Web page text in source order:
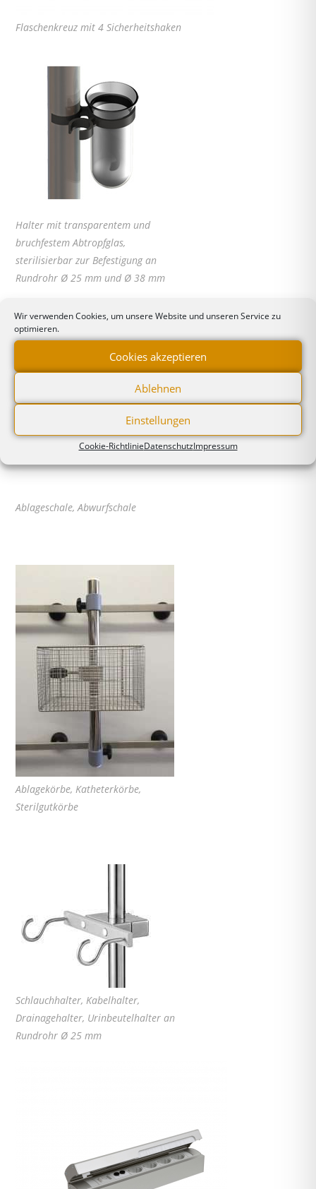
Wir verwenden Cookies, um unsere Website und unseren Service zu
optimieren.
Cookies akzeptieren
Ablehnen
Einstellungen
Cookie-RichtlinieDatenschutzImpressum
Flaschenkreuz mit 4 Sicherheitshaken
Halter mit transparentem und
bruchfestem Abtropfglas,
sterilisierbar zur Befestigung an
Rundrohr Ø 25 mm und Ø 38 mm
Ablageschale, Abwurfschale
Ablagekörbe, Katheterkörbe,
Sterilgutkörbe
Schlauchhalter, Kabelhalter,
Drainagehalter, Urinbeutelhalter an
Rundrohr Ø 25 mm